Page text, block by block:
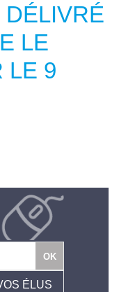
DÉLIVRÉ
LE
LE 9
ÉLUS